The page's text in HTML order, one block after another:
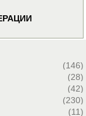
(146)
(28)
(42)
(230)
(11)